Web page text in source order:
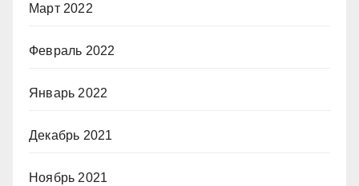
Март 2022
Февраль 2022
Январь 2022
Декабрь 2021
Ноябрь 2021